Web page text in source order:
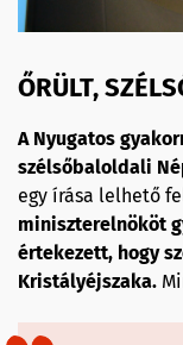
ŐRÜLT,
A Nyugatos
szélsőbaloldali
egy írása lelhető
miniszterelnököt
értekezett, hogy
Kristályéjszaka.